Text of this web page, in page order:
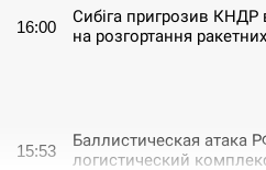
16:00
Сибіга пригрозив КНДР
на розгортання
15:53
Баллистическая атака
логистический